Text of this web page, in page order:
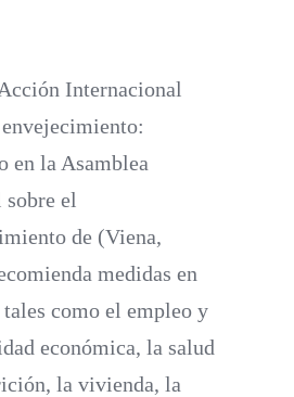
Internacional
:
en la Asamblea
el
de (Viena,
medidas en
tales como el empleo y
económica, la salud
la vivienda, la